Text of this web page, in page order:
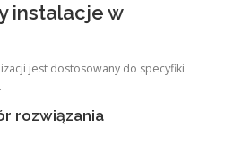
instalacje w
jest dostosowany do specyfiki
rozwiązania